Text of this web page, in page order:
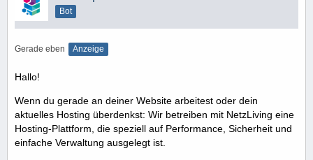
Bot
Gerade eben Anzeige
Hallo!
Wenn du gerade an deiner Website arbeitest oder dein
aktuelles Hosting überdenkst: Wir betreiben mit NetzLiving eine
Hosting-Plattform, die speziell auf Performance, Sicherheit und
einfache Verwaltung ausgelegt ist.